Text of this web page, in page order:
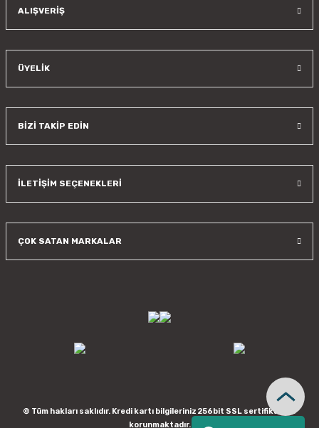
ALIŞVERİŞ
ÜYELİK
BİZİ TAKİP EDİN
İLETİŞİM SEÇENEKLERİ
ÇOK SATAN MARKALAR
© Tüm hakları saklıdır. Kredi kartı bilgileriniz 256bit SSL sertifikası ile
korunmaktadır.